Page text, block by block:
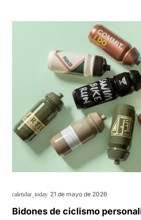
calendar_today 21 de mayo de 2026
Bidones de ciclismo